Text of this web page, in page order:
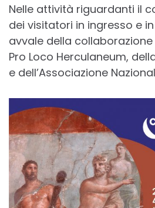
Nelle attività riguardanti il
dei visitatori in ingresso e
avvale della
Pro Loco Herculaneum,
e dell’Associazione